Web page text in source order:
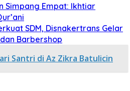
Simpang Empat: Ikhtiar
SDM, Disnakertrans Gelar
Barbershop
Santri di Az Zikra Batulicin